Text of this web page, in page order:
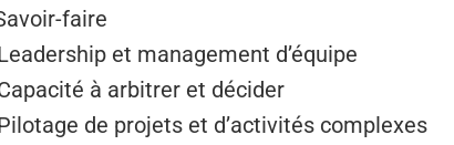
faire
et management d’équipe
à arbitrer et décider
de projets et d’activités complexes